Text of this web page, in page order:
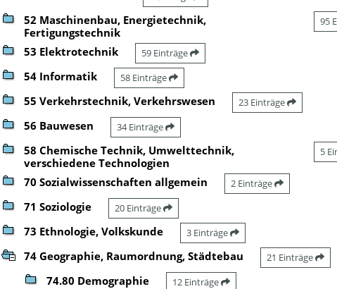
52 Maschinenbau, Energietechnik,
Fertigungstechnik
95
53 Elektrotechnik 59 Einträge
54 Informatik 58 Einträge
55 Verkehrstechnik, Verkehrswesen 23 Einträge
56 Bauwesen 34 Einträge
58 Chemische Technik, Umwelttechnik,
verschiedene Technologien
5
70 Sozialwissenschaften allgemein 2 Einträge
71 Soziologie 20 Einträge
73 Ethnologie, Volkskunde 3 Einträge
74 Geographie, Raumordnung, Städtebau 21 Einträge
74.80 Demographie 12 Einträge